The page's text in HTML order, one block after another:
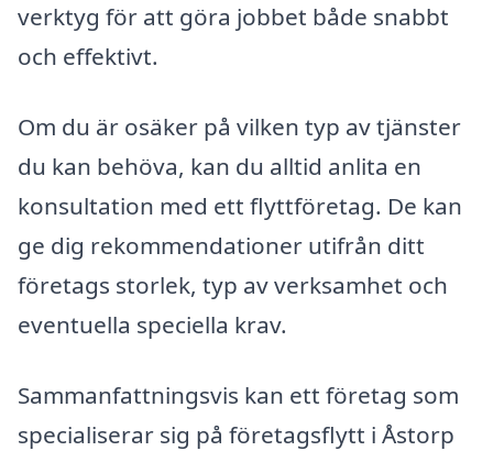
verktyg för att göra jobbet både snabbt
och effektivt.
Om du är osäker på vilken typ av tjänster
du kan behöva, kan du alltid anlita en
konsultation med ett flyttföretag. De kan
ge dig rekommendationer utifrån ditt
företags storlek, typ av verksamhet och
eventuella speciella krav.
Sammanfattningsvis kan ett företag som
specialiserar sig på företagsflytt i Åstorp